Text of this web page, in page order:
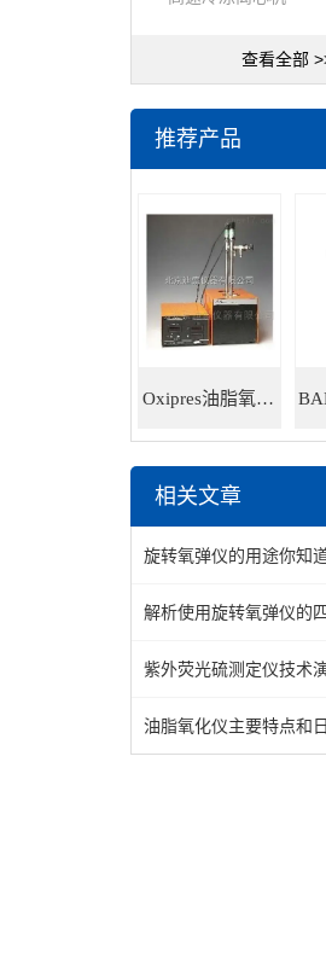
查看全部
推荐产品
Oxipres油脂氧化稳定性仪
相关文章
旋转氧弹仪的用途你知道
解析使用旋转氧弹仪的
油脂氧化仪主要特点和